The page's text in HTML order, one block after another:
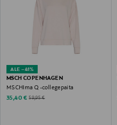
ALE –41%
MSCH COPENHAGEN
MSCHIma Q -collegepaita
Discounted Price
35,40 € Original Price
59,95 €